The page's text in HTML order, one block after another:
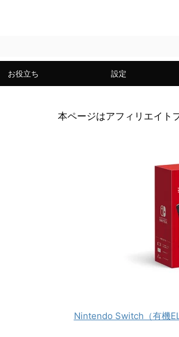
お役立ち 設定
本ページはアフィリエイト
Nintendo Switch（有機